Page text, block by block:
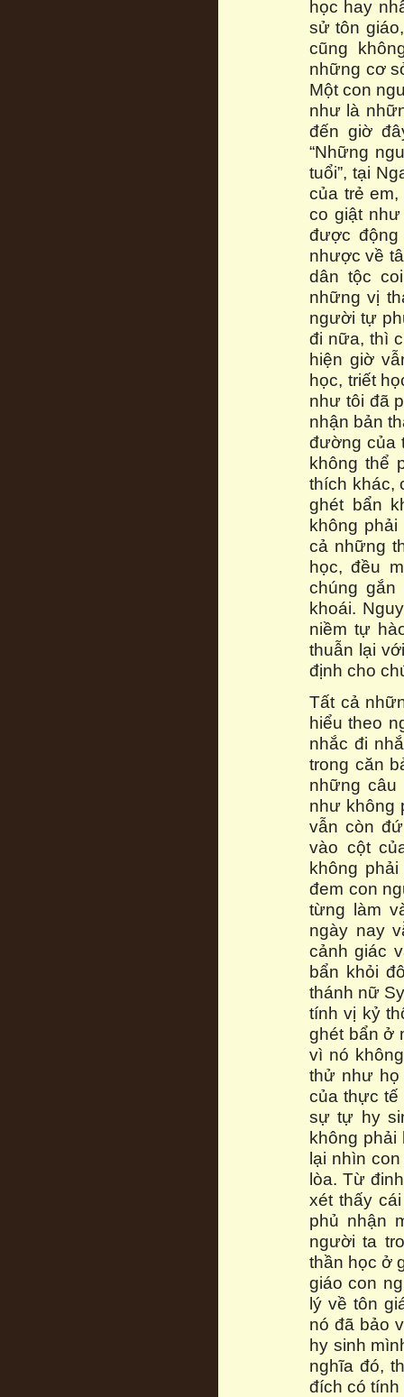
học hay
sử tôn
cũng
những cơ
Một con
như là
đến giờ
“Những
tuổi”, tại
của trẻ
co giật
được
nhược về
dân tộc
những vị
người tự
đi nữa, thì
hiện giờ
học, triết
như tôi đã
nhận bản
đường của
không thể
thích khác,
ghét bẩn
không
cả những
học, đều
chúng gắn
khoái.
niềm tự
thuẫn lại
định cho
Tất cả
hiểu theo
nhắc đi
trong căn
những câu
như không
vẫn còn
vào cột
không
đem con
từng làm
ngày nay
cảnh giác
bẩn khỏi
thánh nữ
tính vị kỷ
ghét bẩn ở
vì nó
thử như họ
của thực
sự tự hy
không
lại nhìn
lòa. Từ
xét thấy
phủ nhận
người ta
thần học ở
giáo con
lý về tôn
nó đã bảo
hy sinh
nghĩa đó,
đích có